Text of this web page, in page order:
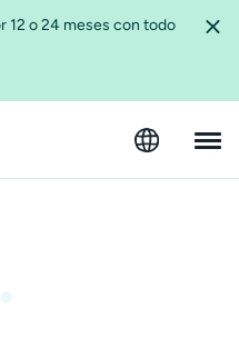
12 o 24 meses con todo